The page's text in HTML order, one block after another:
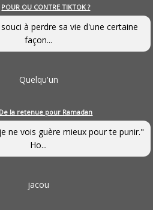
POUR OU CONTRE TIKTOK ?
souci à perdre sa vie d'une certaine
façon...
Quelqu'un
De la retenue pour Ramadan
ne vois guère mieux pour te punir."
Ho...
jacou